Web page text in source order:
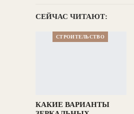
СЕЙЧАС ЧИТАЮТ:
СТРОИТЕЛЬСТВО
КАКИЕ ВАРИАНТЫ